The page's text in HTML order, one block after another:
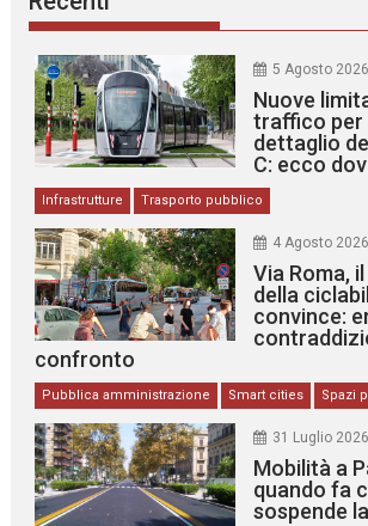
5 Agosto 2026
Nuove
traffico per
dettaglio
C: ecco
Infrastrutture Trasporto pubblico
4 Agosto 2026
Via Roma,
della
convince:
confronto
Pubblica amministrazione Smart cities Spazi
31 Luglio 2026
Mobilità a
quando fa
sospende